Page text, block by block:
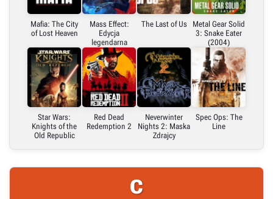
Mafia: The City
of Lost Heaven
Mass Effect:
Edycja
legendarna
The Last of Us
Metal Gear Solid
3: Snake Eater
(2004)
Star Wars:
Knights of the
Old Republic
Red Dead
Redemption 2
Neverwinter
Nights 2: Maska
Zdrajcy
Spec Ops: The
Line
C